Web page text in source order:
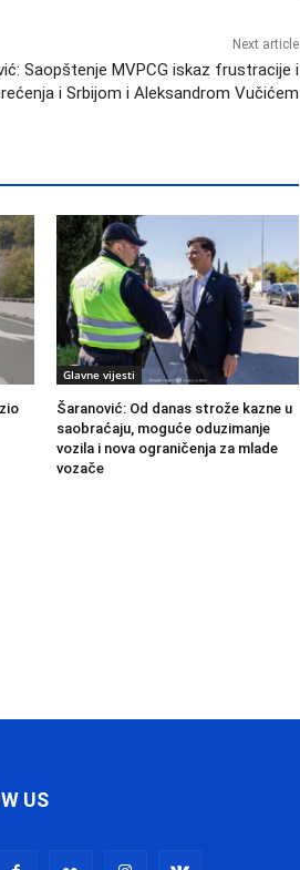
Next article
Saopštenje MVPCG iskaz frustracije i
i Srbijom i Aleksandrom Vučićem
Glavne vijesti
Šaranović: Od danas strože kazne u
saobraćaju, moguće oduzimanje
vozila i nova ograničenja za mlade
vozače
US